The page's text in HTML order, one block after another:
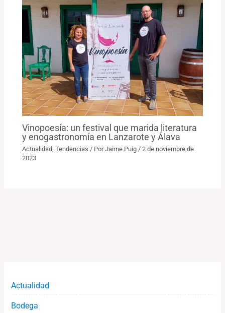
Vinopoesía: un festival que marida literatura
y enogastronomía en Lanzarote y Álava
Actualidad,Tendencias / PorJaime Puig/2 de noviembre de
2023
Actualidad
Bodega